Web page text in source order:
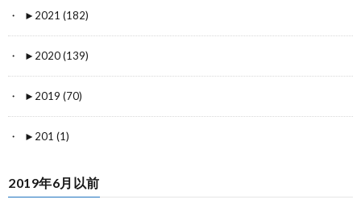
► 2021 (182)
► 2020 (139)
► 2019 (70)
► 201 (1)
2019年6月以前